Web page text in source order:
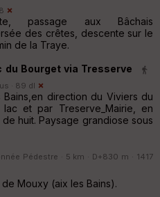
passage aux Bâchais
des crêtes, descente sur le
de la Traye.
du Bourget via Tresserve
· 89 dl
direction du Viviers du
et par Treserve_Mairie, en
huit. Paysage grandiose sous
Pédestre · 5 km · D+830 m · 1417
Mouxy (aix les Bains).